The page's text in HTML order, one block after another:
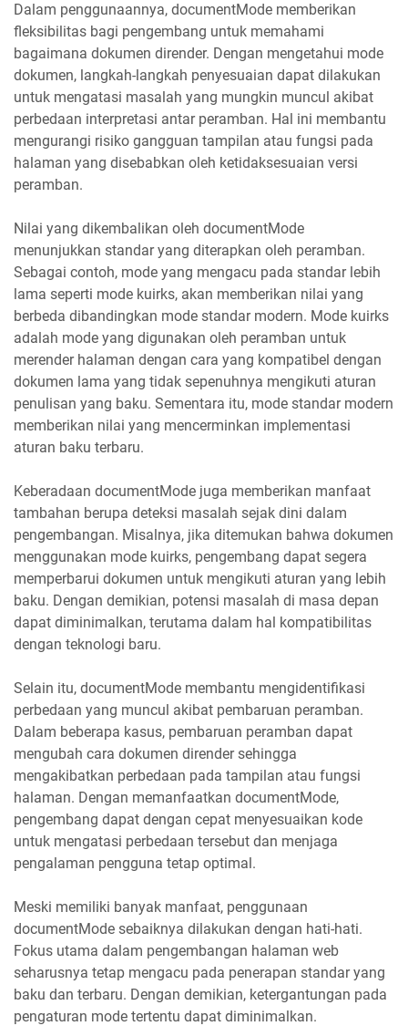
Dalam penggunaannya, documentMode memberikan
fleksibilitas bagi pengembang untuk memahami
bagaimana dokumen dirender. Dengan mengetahui mode
dokumen, langkah-langkah penyesuaian dapat dilakukan
untuk mengatasi masalah yang mungkin muncul akibat
perbedaan interpretasi antar peramban. Hal ini membantu
mengurangi risiko gangguan tampilan atau fungsi pada
halaman yang disebabkan oleh ketidaksesuaian versi
peramban.
Nilai yang dikembalikan oleh documentMode
menunjukkan standar yang diterapkan oleh peramban.
Sebagai contoh, mode yang mengacu pada standar lebih
lama seperti mode kuirks, akan memberikan nilai yang
berbeda dibandingkan mode standar modern. Mode kuirks
adalah mode yang digunakan oleh peramban untuk
merender halaman dengan cara yang kompatibel dengan
dokumen lama yang tidak sepenuhnya mengikuti aturan
penulisan yang baku. Sementara itu, mode standar modern
memberikan nilai yang mencerminkan implementasi
aturan baku terbaru.
Keberadaan documentMode juga memberikan manfaat
tambahan berupa deteksi masalah sejak dini dalam
pengembangan. Misalnya, jika ditemukan bahwa dokumen
menggunakan mode kuirks, pengembang dapat segera
memperbarui dokumen untuk mengikuti aturan yang lebih
baku. Dengan demikian, potensi masalah di masa depan
dapat diminimalkan, terutama dalam hal kompatibilitas
dengan teknologi baru.
Selain itu, documentMode membantu mengidentifikasi
perbedaan yang muncul akibat pembaruan peramban.
Dalam beberapa kasus, pembaruan peramban dapat
mengubah cara dokumen dirender sehingga
mengakibatkan perbedaan pada tampilan atau fungsi
halaman. Dengan memanfaatkan documentMode,
pengembang dapat dengan cepat menyesuaikan kode
untuk mengatasi perbedaan tersebut dan menjaga
pengalaman pengguna tetap optimal.
Meski memiliki banyak manfaat, penggunaan
documentMode sebaiknya dilakukan dengan hati-hati.
Fokus utama dalam pengembangan halaman web
seharusnya tetap mengacu pada penerapan standar yang
baku dan terbaru. Dengan demikian, ketergantungan pada
pengaturan mode tertentu dapat diminimalkan.